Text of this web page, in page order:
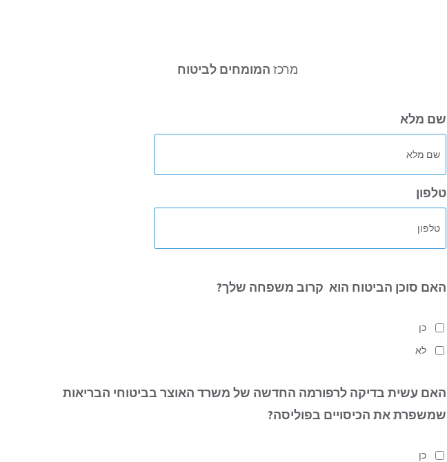
מרכז המומחים לביטוח
שם מלא
טלפון
האם סוכן הביטוח הוא קרוב משפחה שלך?
כן
לא
האם עשית בדיקה לרפורמה החדשה של משרד האוצר בביטוחי הבריאות
שמשפרת את הכיסויים בפוליסה?
כן